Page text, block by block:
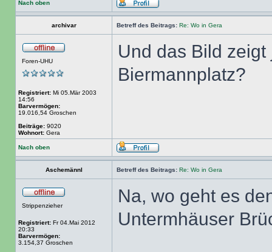
Nach oben
archivar Betreff des Beitrags: Re: Wo in Gera
Foren-UHU
Registriert: Mi 05.Mär 2003
14:56
Barvermögen:
19.016,54 Groschen
Beiträge: 9020
Wohnort: Gera
Und das Bild
Biermannplatz?
Nach oben
Aschemännl Betreff des Beitrags: Re: Wo in Gera
Strippenzieher
Registriert: Fr 04.Mai 2012
20:33
Barvermögen:
3.154,37 Groschen
Na, wo geht es
Untermhäuser